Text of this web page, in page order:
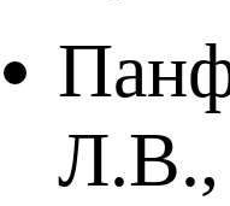
Л.В.,